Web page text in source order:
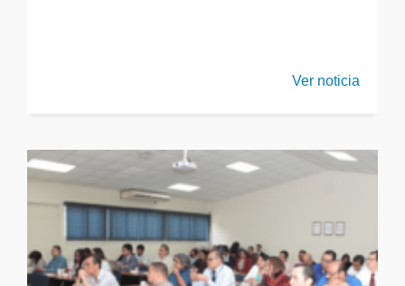
Ver noticia